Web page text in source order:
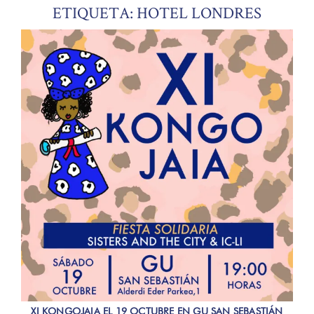
ETIQUETA: HOTEL LONDRES
XI KONGOJAIA EL 19 OCTUBRE EN GU SAN SEBASTIÁN